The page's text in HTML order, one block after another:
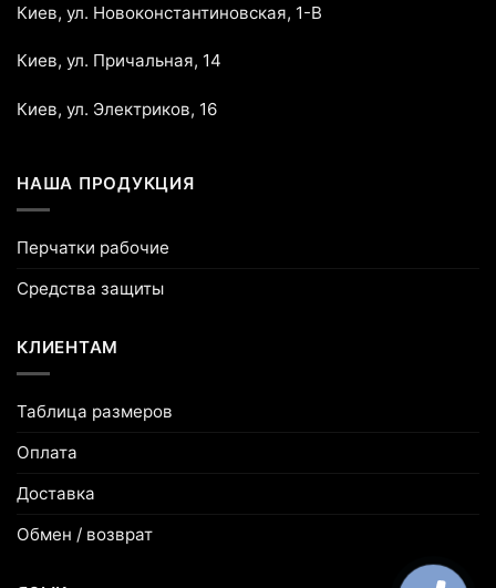
Киев, ул. Новоконстантиновская, 1-В
Киев, ул. Причальная, 14
Киев, ул. Электриков, 16
НАША ПРОДУКЦИЯ
Перчатки рабочие
Средства защиты
КЛИЕНТАМ
Таблица размеров
Оплата
Доставка
Обмен / возврат